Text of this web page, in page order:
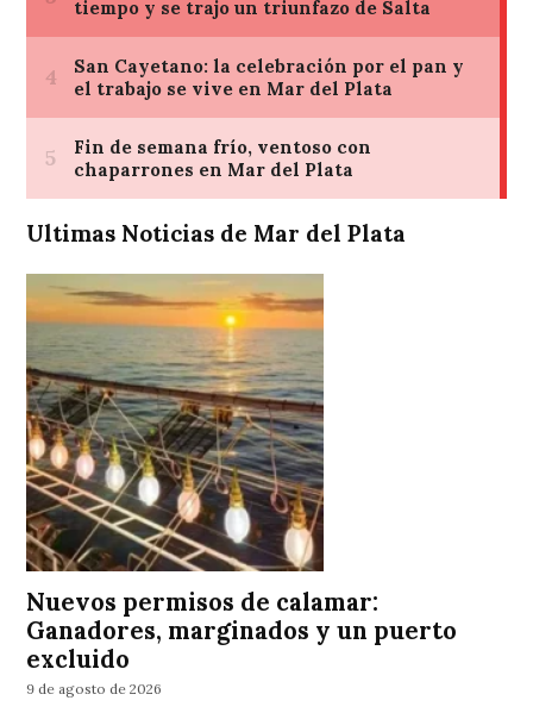
Ultimas Noticias de Mar del Plata
Nuevos permisos de calamar:
Ganadores, marginados y un puerto
excluido
9 de agosto de 2026